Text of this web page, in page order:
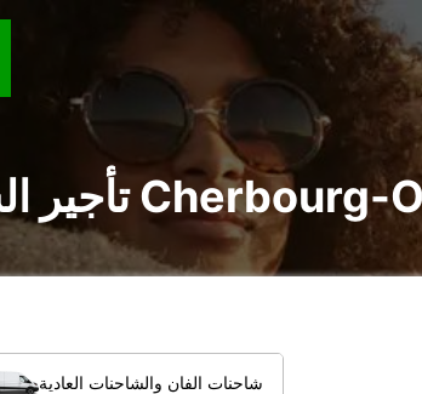
شاحنات الفان والشاحنات العادية